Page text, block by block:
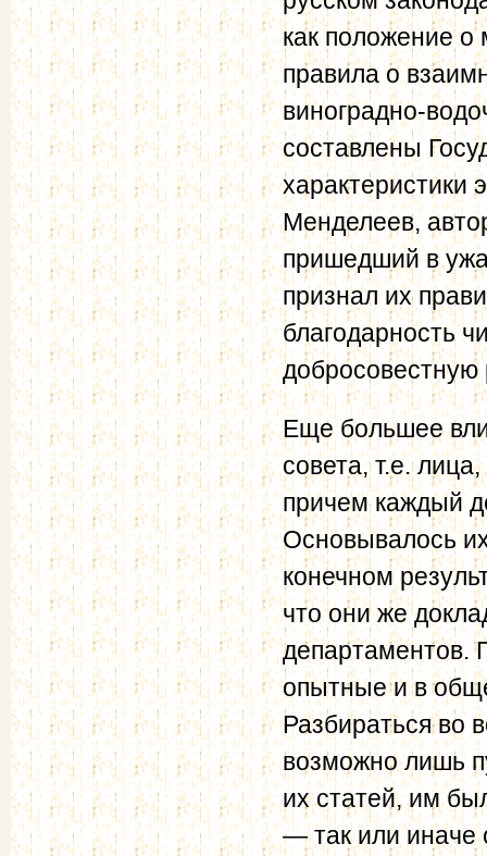
как положение о
правила о
виноградно-
составлены
характеристики
Менделеев,
пришедший в
признал их
благодарность
добросовестную
Еще большее
совета, т.е.
причем каждый
Основывалось
конечном
что они же
департаментов.
опытные и в
Разбираться во
возможно лишь
их статей, им
— так или иначе